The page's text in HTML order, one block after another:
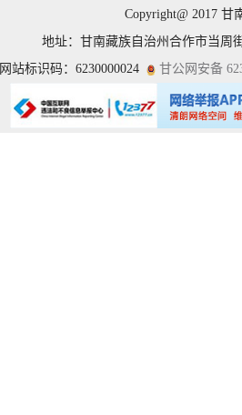
Copyright@ 2017 甘
地址：甘南藏族自治州合作市当周
网站标识码：6230000024
甘公网安备